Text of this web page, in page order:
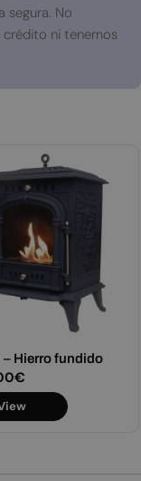
segura. No
ni tenemos
– Hierro fundido